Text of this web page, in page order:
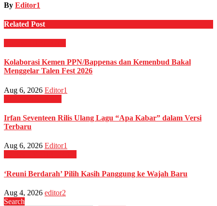
By Editor1
Related Post
Kolaborasi Kemen PPN/Bappenas dan Kemenbud Bakal
Menggelar Talen Fest 2026
Aug 6, 2026 Editor1
Irfan Seventeen Rilis Ulang Lagu “Apa Kabar” dalam Versi
Terbaru
Aug 6, 2026 Editor1
‘Reuni Berdarah’ Pilih Kasih Panggung ke Wajah Baru
Aug 4, 2026 editor2
Search